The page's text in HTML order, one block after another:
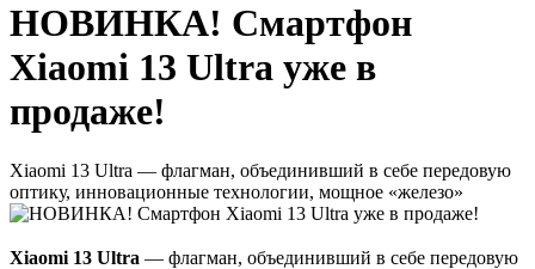
НОВИНКА! Cмартфон
Xiaomi 13 Ultra уже в
продаже!
Xiaomi 13 Ultra — флагман, объединивший в себе передовую
оптику, инновационные технологии, мощное «железо»
Xiaomi 13 Ultra — флагман, объединивший в себе передовую